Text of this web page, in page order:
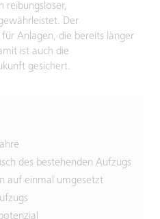
reibungsloser,
Der
Anlagen, die bereits länger
ist auch die
gesichert.
des bestehenden Aufzugs
auf einmal umgesetzt